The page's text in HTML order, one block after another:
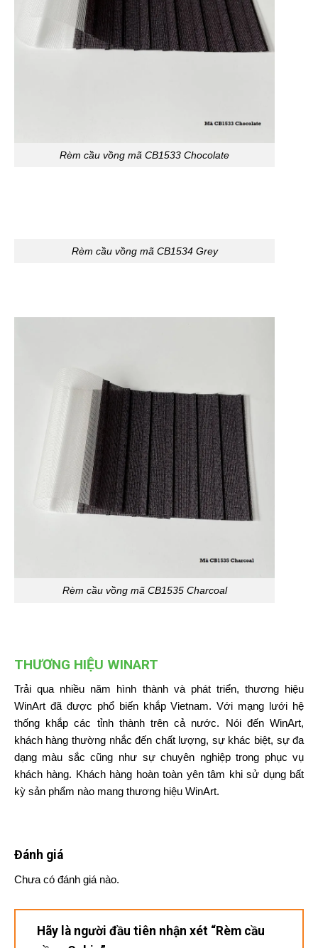
Rèm cầu vồng mã CB1533 Chocolate
Rèm cầu vồng mã CB1534 Grey
Rèm cầu vồng mã CB1535 Charcoal
THƯƠNG HIỆU WINART
Trải qua nhiều năm hình thành và phát triển, thương hiệu
WinArt đã được phổ biến khắp Vietnam. Với mạng lưới hệ
thống khắp các tỉnh thành trên cả nước. Nói đến WinArt,
khách hàng thường nhắc đến chất lượng, sự khác biệt, sự đa
dạng màu sắc cũng như sự chuyên nghiệp trong phục vụ
khách hàng. Khách hàng hoàn toàn yên tâm khi sử dụng bất
kỳ sản phẩm nào mang thương hiệu WinArt.
Đánh giá
Chưa có đánh giá nào.
Hãy là người đầu tiên nhận xét “Rèm cầu